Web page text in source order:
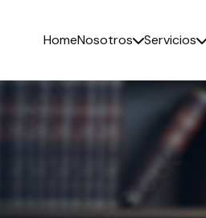
HomeNosotros Servicios